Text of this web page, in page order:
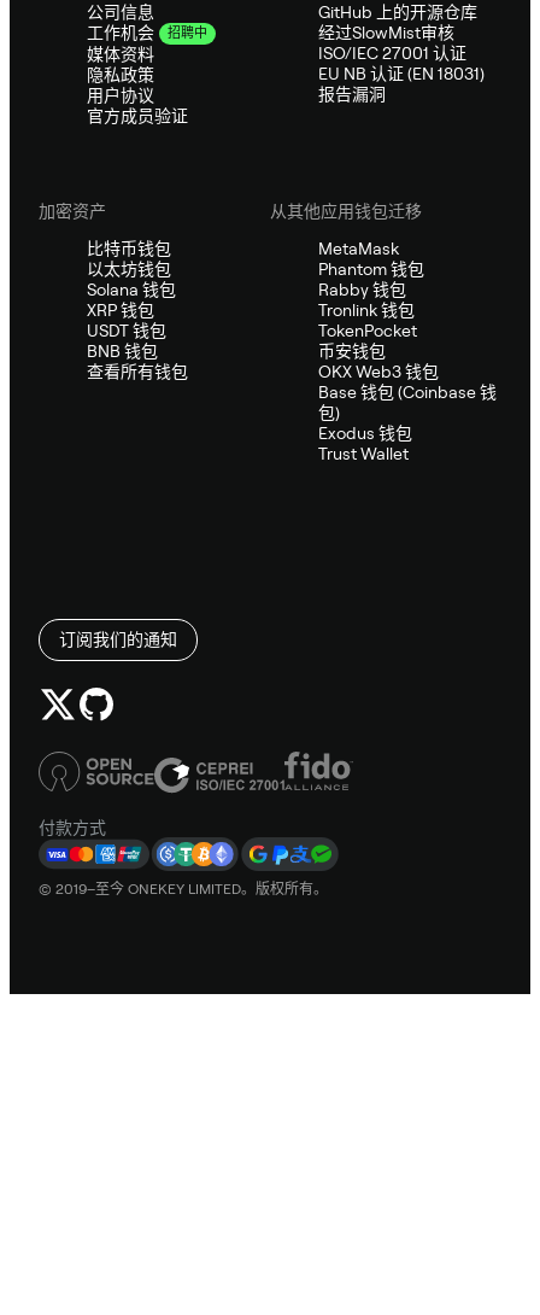
公司信息
工作机会
招聘中
媒体资料
隐私政策
用户协议
官方成员验证
GitHub 上的开源仓库
经过SlowMist审核
ISO/IEC 27001 认证
EU NB 认证 (EN 18031)
报告漏洞
加密资产
比特币钱包
以太坊钱包
Solana 钱包
XRP 钱包
USDT 钱包
BNB 钱包
查看所有钱包
从其他应用钱包迁移
MetaMask
Phantom 钱包
Rabby 钱包
Tronlink 钱包
TokenPocket
币安钱包
OKX Web3 钱包
Base 钱包 (Coinbase 钱
包)
Exodus 钱包
Trust Wallet
订阅我们的通知
付款方式
© 2019–至今 ONEKEY LIMITED。版权所有。